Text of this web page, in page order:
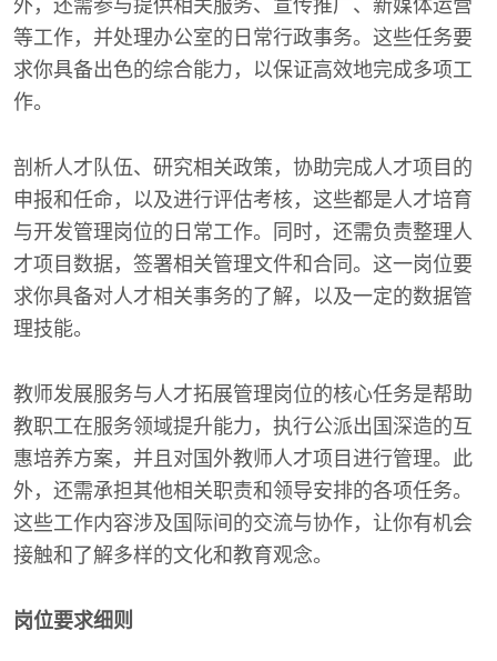
外，还需参与提供相关服务、宣传推广、新媒体运营
等工作，并处理办公室的日常行政事务。这些任务要
求你具备出色的综合能力，以保证高效地完成多项工
作。
剖析人才队伍、研究相关政策，协助完成人才项目的
申报和任命，以及进行评估考核，这些都是人才培育
与开发管理岗位的日常工作。同时，还需负责整理人
才项目数据，签署相关管理文件和合同。这一岗位要
求你具备对人才相关事务的了解，以及一定的数据管
理技能。
教师发展服务与人才拓展管理岗位的核心任务是帮助
教职工在服务领域提升能力，执行公派出国深造的互
惠培养方案，并且对国外教师人才项目进行管理。此
外，还需承担其他相关职责和领导安排的各项任务。
这些工作内容涉及国际间的交流与协作，让你有机会
接触和了解多样的文化和教育观念。
岗位要求细则